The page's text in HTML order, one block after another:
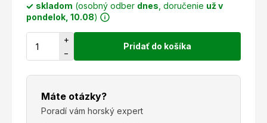
skladom (osobný odber dnes , doručenie už v
pondelok, 10.08)
+
−
Pridať do košíka
Máte otázky?
Poradí vám horský expert